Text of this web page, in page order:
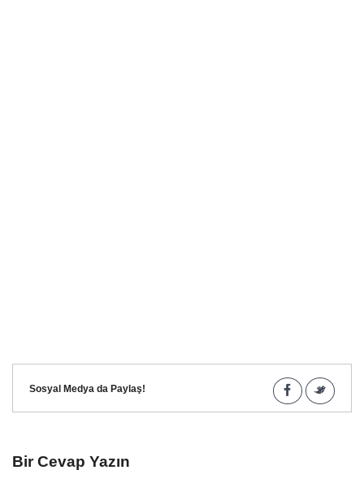
Sosyal Medya da Paylaş!
Bir Cevap Yazın